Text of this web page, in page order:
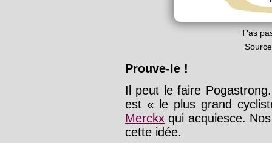
T'as
Prouve-le !
Il peut le faire
est « le plus grand
Merckx qui acquiesce.
cette idée.